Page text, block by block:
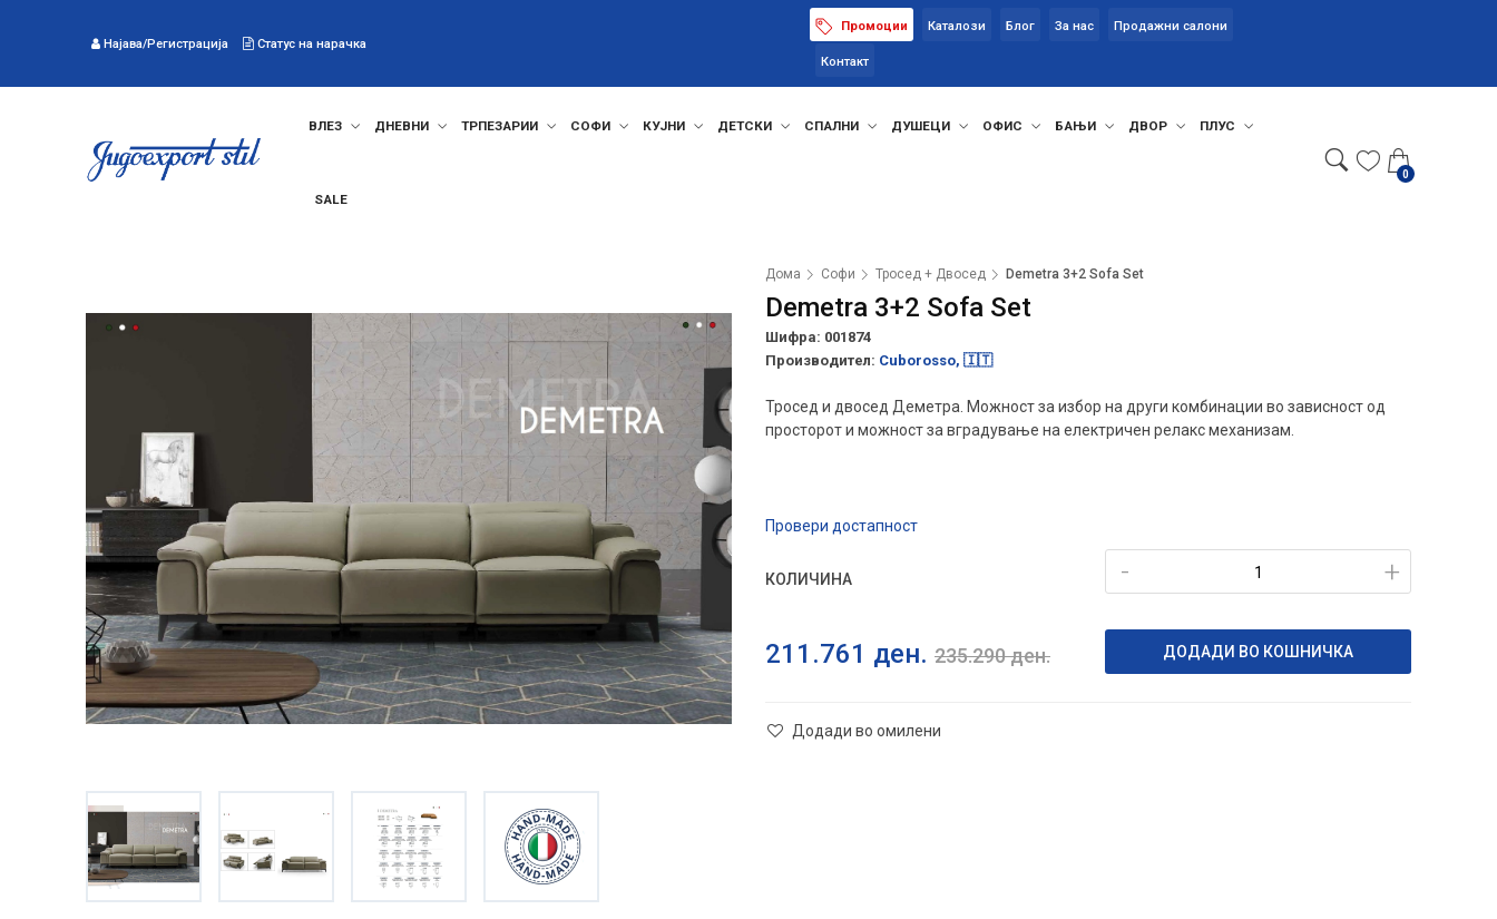
Најава/Регистрација Статус на нарачка
Промоции Каталози Блог За нас Продажни салони
Контакт
ВЛЕЗ ДНЕВНИ ТРПЕЗАРИИ СОФИ КУЈНИ ДЕТСКИ СПАЛНИ ДУШЕЦИ ОФИС БАЊИ ДВОР ПЛУС
SALE
0
Дома Софи Тросед + Двосед Demetra 3+2 Sofa Set
Demetra 3+2 Sofa Set
Шифра: 001874
Производител: Cuborosso, 🇮🇹
Тросед и двосед Деметра. Можност за избор на други комбинации во зависност од
просторот и можност за вградување на електричен релакс механизам.
Провери достапност
КОЛИЧИНА +
-
211.761 ден. 235.290ден. ДОДАДИ ВО КОШНИЧКА
Додади во омилени